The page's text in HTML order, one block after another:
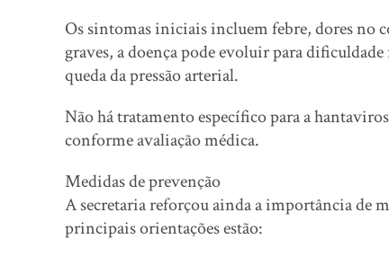
Os sintomas iniciais incluem febre, dores no
graves, a doença pode evoluir para
queda da pressão arterial.
Não há tratamento específico para a
conforme avaliação médica.
Medidas de prevenção
A secretaria reforçou ainda a importância de
principais orientações estão: